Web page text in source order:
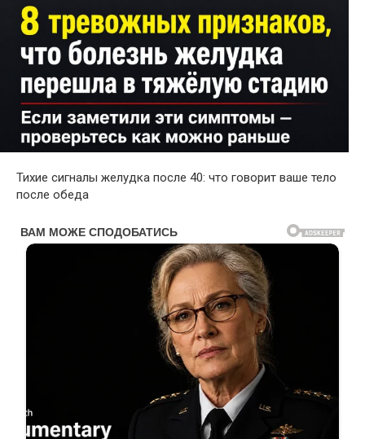
Тихие сигналы желудка после 40: что говорит ваше тело
после обеда